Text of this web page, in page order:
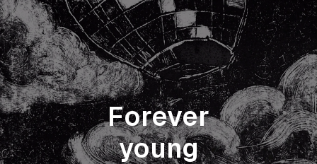
Forever
young